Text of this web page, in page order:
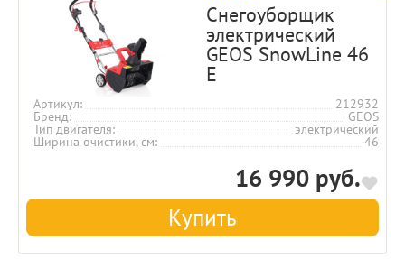
Снегоуборщик
электрический
GEOS SnowLine 46
E
Артикул 212932
Бренд GEOS
Тип двигателя электрический
Ширина очистики, см 46
16 990 руб.
Купить